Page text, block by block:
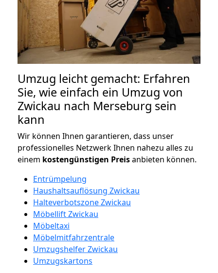
Umzug leicht gemacht: Erfahren
Sie, wie einfach ein Umzug von
Zwickau nach Merseburg sein
kann
Wir können Ihnen garantieren, dass unser
professionelles Netzwerk Ihnen nahezu alles zu
einem kostengünstigen Preisanbieten können.
Entrümpelung
Haushaltsauflösung Zwickau
Halteverbotszone Zwickau
Möbellift Zwickau
Möbeltaxi
Möbelmitfahrzentrale
Umzugshelfer Zwickau
Umzugskartons